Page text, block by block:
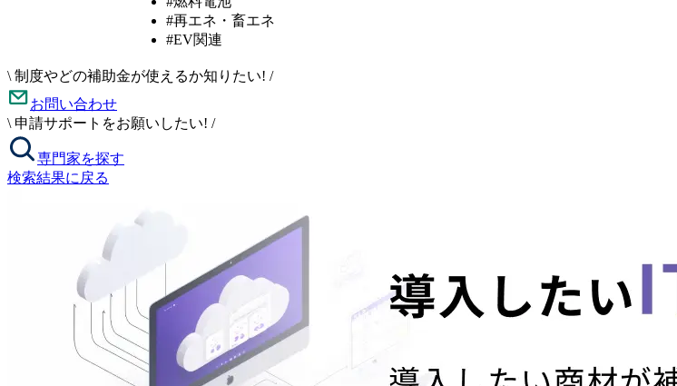
#再エネ・畜エネ
#EV関連
\ 制度やどの補助金が使えるか知りたい! /
お問い合わせ
\ 申請サポートをお願いしたい! /
専門家を探す
検索結果に戻る